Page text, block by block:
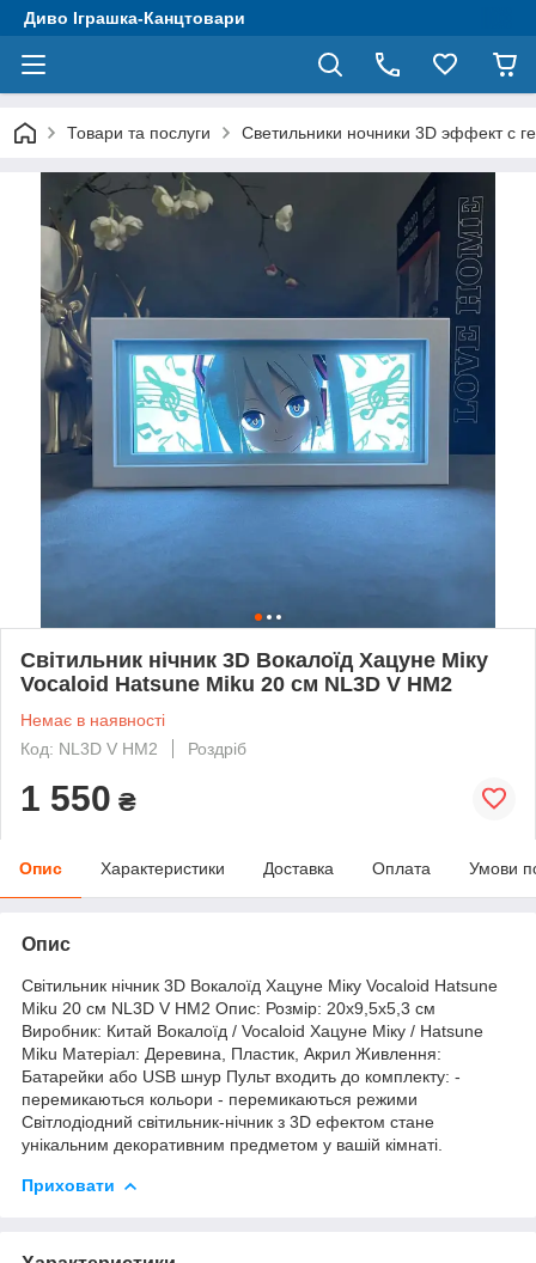
Диво Іграшка-Канцтовари
Товари та послуги Светильники ночники 3D эффект с
Світильник нічник 3D Вокалоїд Хацуне Міку
Vocaloid Hatsune Miku 20 см NL3D V HM2
Немає в наявності
Код: NL3D V HM2
Роздріб
1 550 ₴
Опис Характеристики Доставка Оплата Умови
Опис
Світильник нічник 3D Вокалоїд Хацуне Міку Vocaloid Hatsune
Miku 20 см NL3D V HM2 Опис: Розмір: 20х9,5х5,3 см
Виробник: Китай Вокалоїд / Vocaloid Хацуне Міку / Hatsune
Miku Матеріал: Деревина, Пластик, Акрил Живлення:
Батарейки або USB шнур Пульт входить до комплекту: -
перемикаються кольори - перемикаються режими
Світлодіодний світильник-нічник з 3D ефектом стане
унікальним декоративним предметом у вашій кімнаті.
Приховати